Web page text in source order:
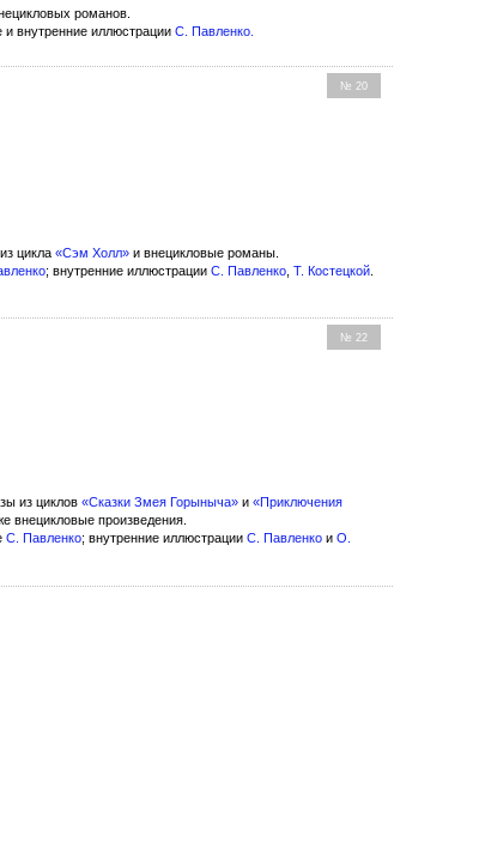
романов.
и внутренние иллюстрацииС. Павленко
№ 20
цикла«Сэм Холл» и внецикловые романы.
; внутренние иллюстрацииС. Павленко ,Т. Костецкой
№ 22
из циклов«Сказки Змея Горыныча» и«Приключения
внецикловые произведения.
С. Павленко; внутренние иллюстрацииС. Павленко иО.